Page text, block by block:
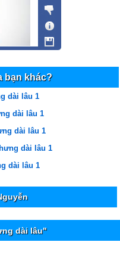
bạn khác?
dài lâu 1
dài lâu 1
dài lâu 1
dài lâu 1
dài lâu 1
dài lâu"